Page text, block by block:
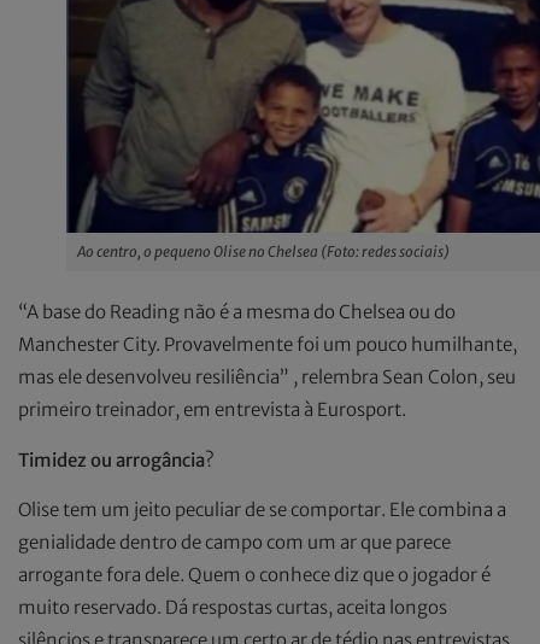
Ao centro, o pequeno Olise no Chelsea (Foto: redes sociais)
“A base do Reading não é a mesma do Chelsea ou do
Manchester City. Provavelmente foi um pouco humilhante,
mas ele desenvolveu resiliência” , relembra Sean Colon, seu
primeiro treinador, em entrevista à Eurosport.
Timidez ou arrogância?
Olise tem um jeito peculiar de se comportar. Ele combina a
genialidade dentro de campo com um ar que parece
arrogante fora dele. Quem o conhece diz que o jogador é
muito reservado. Dá respostas curtas, aceita longos